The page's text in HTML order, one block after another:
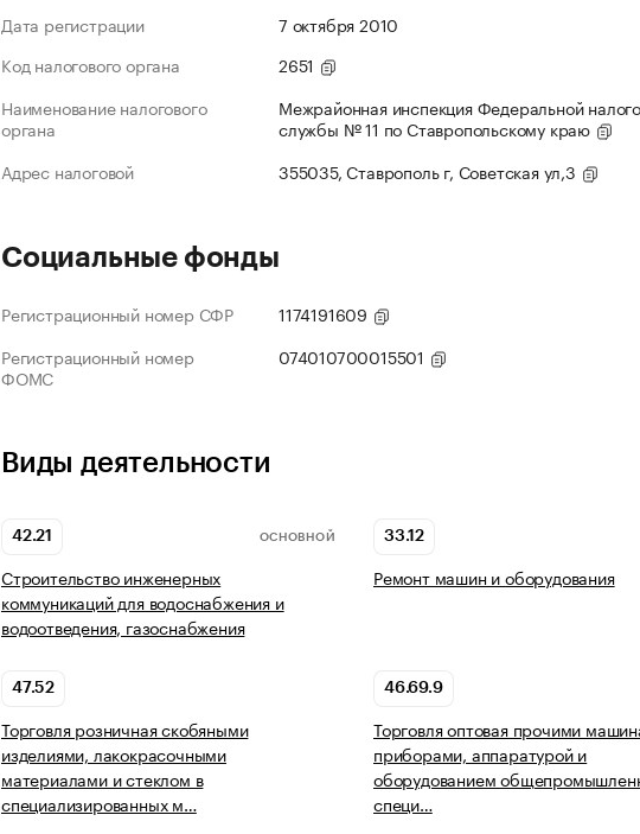
Дата регистрации
7 октября 2010
Код налогового органа
2651
Наименование налогового
органа
Межрайонная инспекция Федеральной
службы № 11 по Ставропольскому краю
Адрес налоговой
355035, Ставрополь г, Советская ул,3
Социальные фонды
Регистрационный номер СФР
1174191609
Регистрационный номер
ФОМС
074010700015501
Виды деятельности
42.21 ОСНОВНОЙ
Строительство инженерных
коммуникаций для водоснабжения и
водоотведения, газоснабжения
33.12
Ремонт машин и оборудования
47.52
Торговля розничная скобяными
изделиями, лакокрасочными
материалами и стеклом в
специализированных м…
46.69.9
Торговля оптовая прочими
приборами, аппаратурой и
оборудованием
специ…